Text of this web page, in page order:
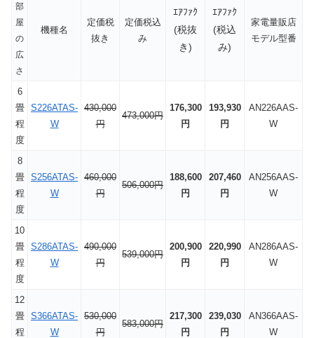
部
屋
の
広
さ
機種名
定価税
抜き
定価税込
み
ｴｱﾌｧｸ
(税抜
き)
ｴｱﾌｧｸ
(税込
み)
家電量販店
モデル型番
6
畳
程
度
S226ATAS-
W
430,000
円
473,000円
176,300
円
193,930
円
AN226AAS-
W
8
畳
程
度
S256ATAS-
W
460,000
円
506,000円
188,600
円
207,460
円
AN256AAS-
W
10
畳
程
度
S286ATAS-
W
490,000
円
539,000円
200,900
円
220,990
円
AN286AAS-
W
12
畳
程
S366ATAS-
W
530,000
円
583,000円
217,300
円
239,030
円
AN366AAS-
W